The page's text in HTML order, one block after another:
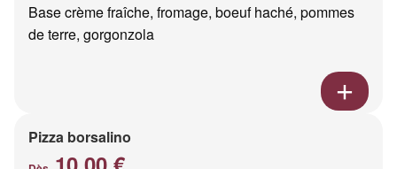
Base crème fraîche, fromage, boeuf haché, pommes
de terre, gorgonzola
Pizza borsalino